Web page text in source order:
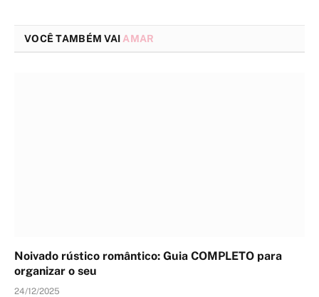
VOCÊ TAMBÉM VAIAMAR
Noivado rústico romântico: Guia COMPLETO para
organizar o seu
24/12/2025